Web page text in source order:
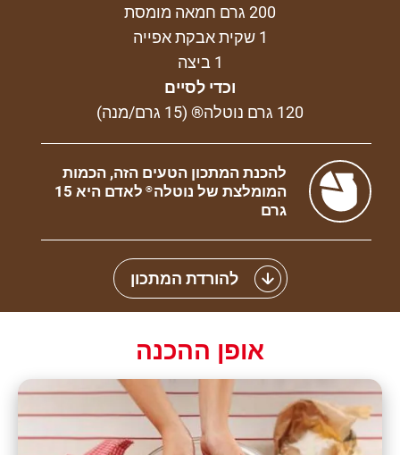
200 גרם חמאה מומסת
1 שקית אבקת אפייה
1 ביצה
וכדי לסיים
120 גרם נוטלה® (15 גרם/מנה)
להכנת המתכון הטעים הזה, הכמות
המומלצת של נוטלה®
לאדם היא 15
גרם
להורדת המתכון
אופן ההכנה